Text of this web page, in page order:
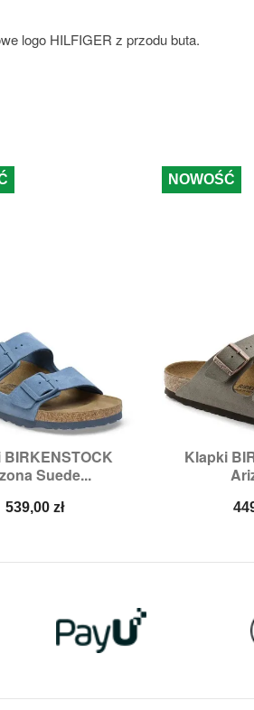
logo HILFIGER z przodu buta.
Suede...
Cena
539,00 zł
podgląd
38
Klapki

NOWOŚĆ